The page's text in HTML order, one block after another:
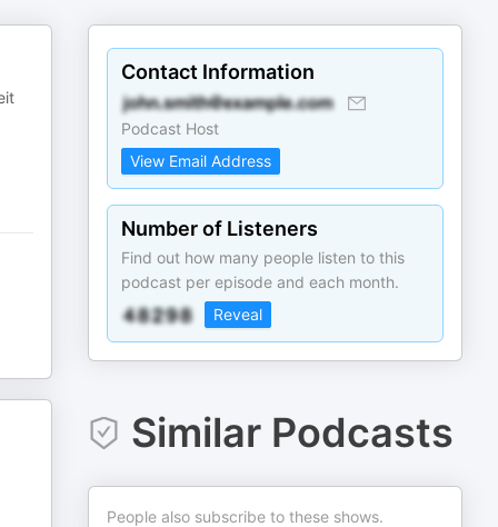
Contact Information
Podcast Host
View Email Address
Number of Listeners
Find out how many people listen to this
podcast per episode and each month.
Reveal
Similar Podcasts
People also subscribe to these shows.